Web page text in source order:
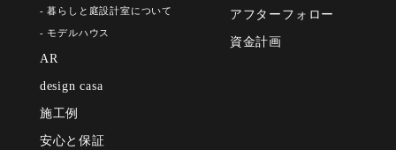
- 暮らしと庭設計室について
- モデルハウス
AR
design casa
施工例
安心と保証
アフターフォロー
資金計画